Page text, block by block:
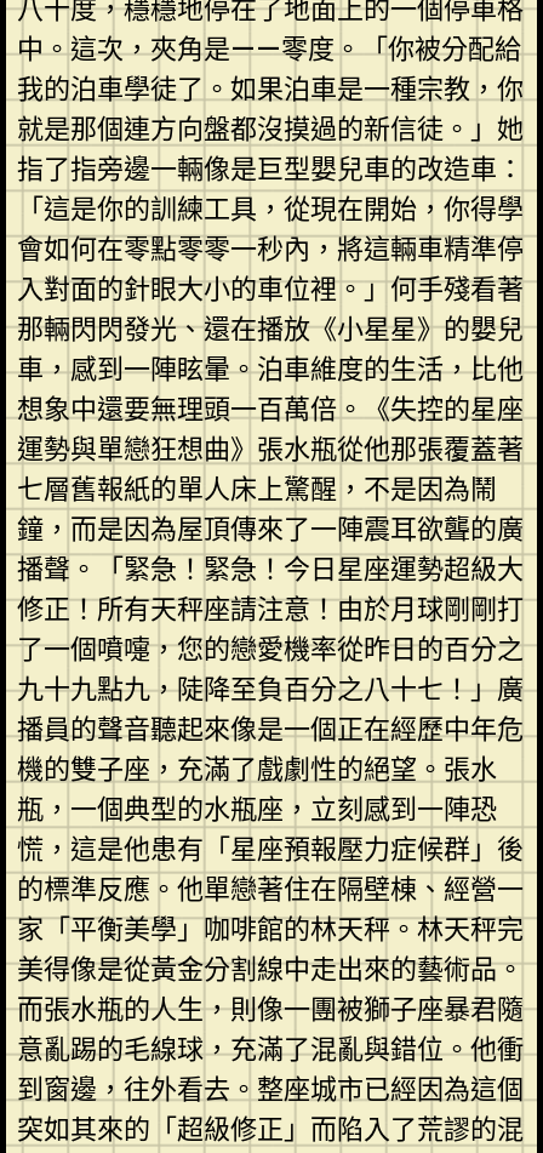
八十度，穩穩地停在了地面上的一個停車格
中。這次，夾角是——零度。「你被分配給
我的泊車學徒了。如果泊車是一種宗教，你
就是那個連方向盤都沒摸過的新信徒。」她
指了指旁邊一輛像是巨型嬰兒車的改造車：
「這是你的訓練工具，從現在開始，你得學
會如何在零點零零一秒內，將這輛車精準停
入對面的針眼大小的車位裡。」何手殘看著
那輛閃閃發光、還在播放《小星星》的嬰兒
車，感到一陣眩暈。泊車維度的生活，比他
想象中還要無理頭一百萬倍。《失控的星座
運勢與單戀狂想曲》張水瓶從他那張覆蓋著
七層舊報紙的單人床上驚醒，不是因為鬧
鐘，而是因為屋頂傳來了一陣震耳欲聾的廣
播聲。「緊急！緊急！今日星座運勢超級大
修正！所有天秤座請注意！由於月球剛剛打
了一個噴嚏，您的戀愛機率從昨日的百分之
九十九點九，陡降至負百分之八十七！」廣
播員的聲音聽起來像是一個正在經歷中年危
機的雙子座，充滿了戲劇性的絕望。張水
瓶，一個典型的水瓶座，立刻感到一陣恐
慌，這是他患有「星座預報壓力症候群」後
的標準反應。他單戀著住在隔壁棟、經營一
家「平衡美學」咖啡館的林天秤。林天秤完
美得像是從黃金分割線中走出來的藝術品。
而張水瓶的人生，則像一團被獅子座暴君隨
意亂踢的毛線球，充滿了混亂與錯位。他衝
到窗邊，往外看去。整座城市已經因為這個
突如其來的「超級修正」而陷入了荒謬的混